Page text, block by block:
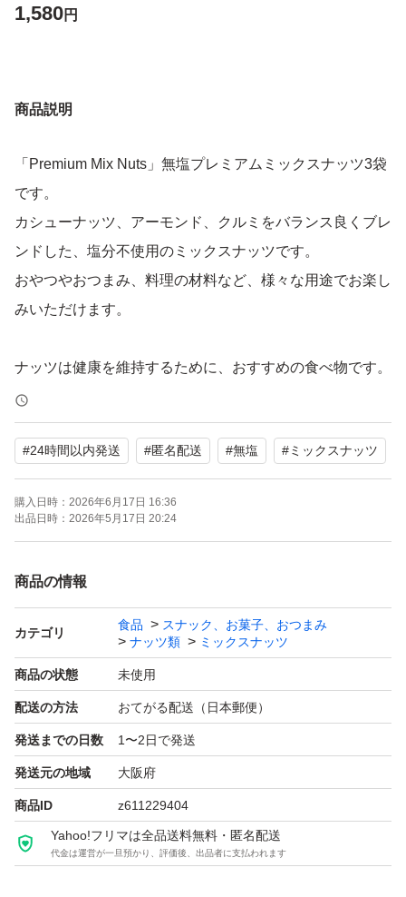
1,580円
商品説明
「Premium Mix Nuts」無塩プレミアムミックスナッツ3袋
です。
カシューナッツ、アーモンド、クルミをバランス良くブレ
ンドした、塩分不使用のミックスナッツです。
おやつやおつまみ、料理の材料など、様々な用途でお楽し
みいただけます。
ナッツは健康を維持するために、おすすめの食べ物です。
1日あたり20～30g（手のひらに軽く1杯程度）継続的な摂
取により、健康効果がより期待できます。
ナッツに含まれる不飽和脂肪酸は酸化しやすく、酸化する
と風味が劣化し、健康効果も減少します。
酸化防止の為、空気に触れる時間を最小限にし、温度変化
の少ない場所で保管してください。
【内容量】200g × 3袋
【賞味期限】2026.09.10〜
ポリ袋+宅配ビニールでゆうパケットポストで発送しま
す。
輸送中の割れなどご了承の上、ご購入ください。
ご検討くださいませ。(^^)ﾉ
#無塩ミックスナッツ
#24時間以内発送 #匿名配送 #無塩 #ミックスナッツ
購入日時： 2026年6月17日 16:36
出品日時： 2026年5月17日 20:24
商品の情報
カテゴリ
食品
スナック、お菓子、おつまみ
ナッツ類
ミックスナッツ
商品の状態 未使用
配送の方法 おてがる配送（日本郵便）
発送までの日数 1〜2日で発送
発送元の地域 大阪府
商品ID z611229404
Yahoo!フリマは全品送料無料・匿名配送
代金は運営が一旦預かり、評価後、出品者に支払われます